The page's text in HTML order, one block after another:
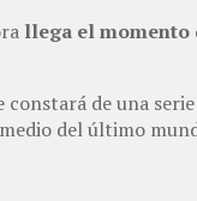
llega el momento
de una
del último